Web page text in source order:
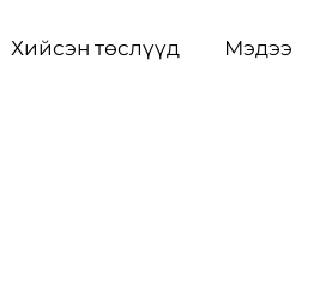
Хийсэн төслүүд Мэдээ